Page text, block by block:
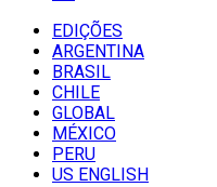
EDIÇÕES
ARGENTINA
BRASIL
CHILE
GLOBAL
MÉXICO
PERU
US ENGLISH